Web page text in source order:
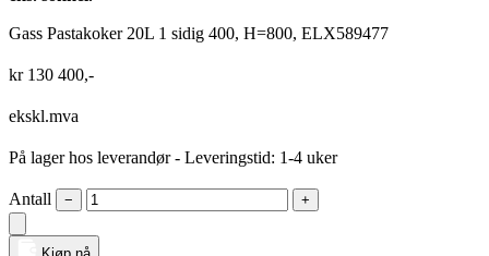
Gass Pastakoker 20L 1 sidig 400, H=800, ELX589477
kr130 400,-
ekskl.mva
På lager hos leverandør- Leveringstid: 1-4 uker
Antall − +